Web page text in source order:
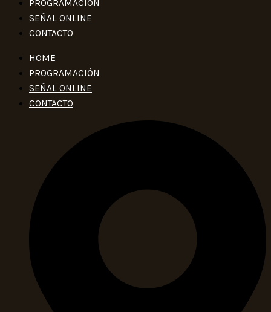
PROGRAMACIÓN
SEÑAL ONLINE
CONTACTO
HOME
PROGRAMACIÓN
SEÑAL ONLINE
CONTACTO